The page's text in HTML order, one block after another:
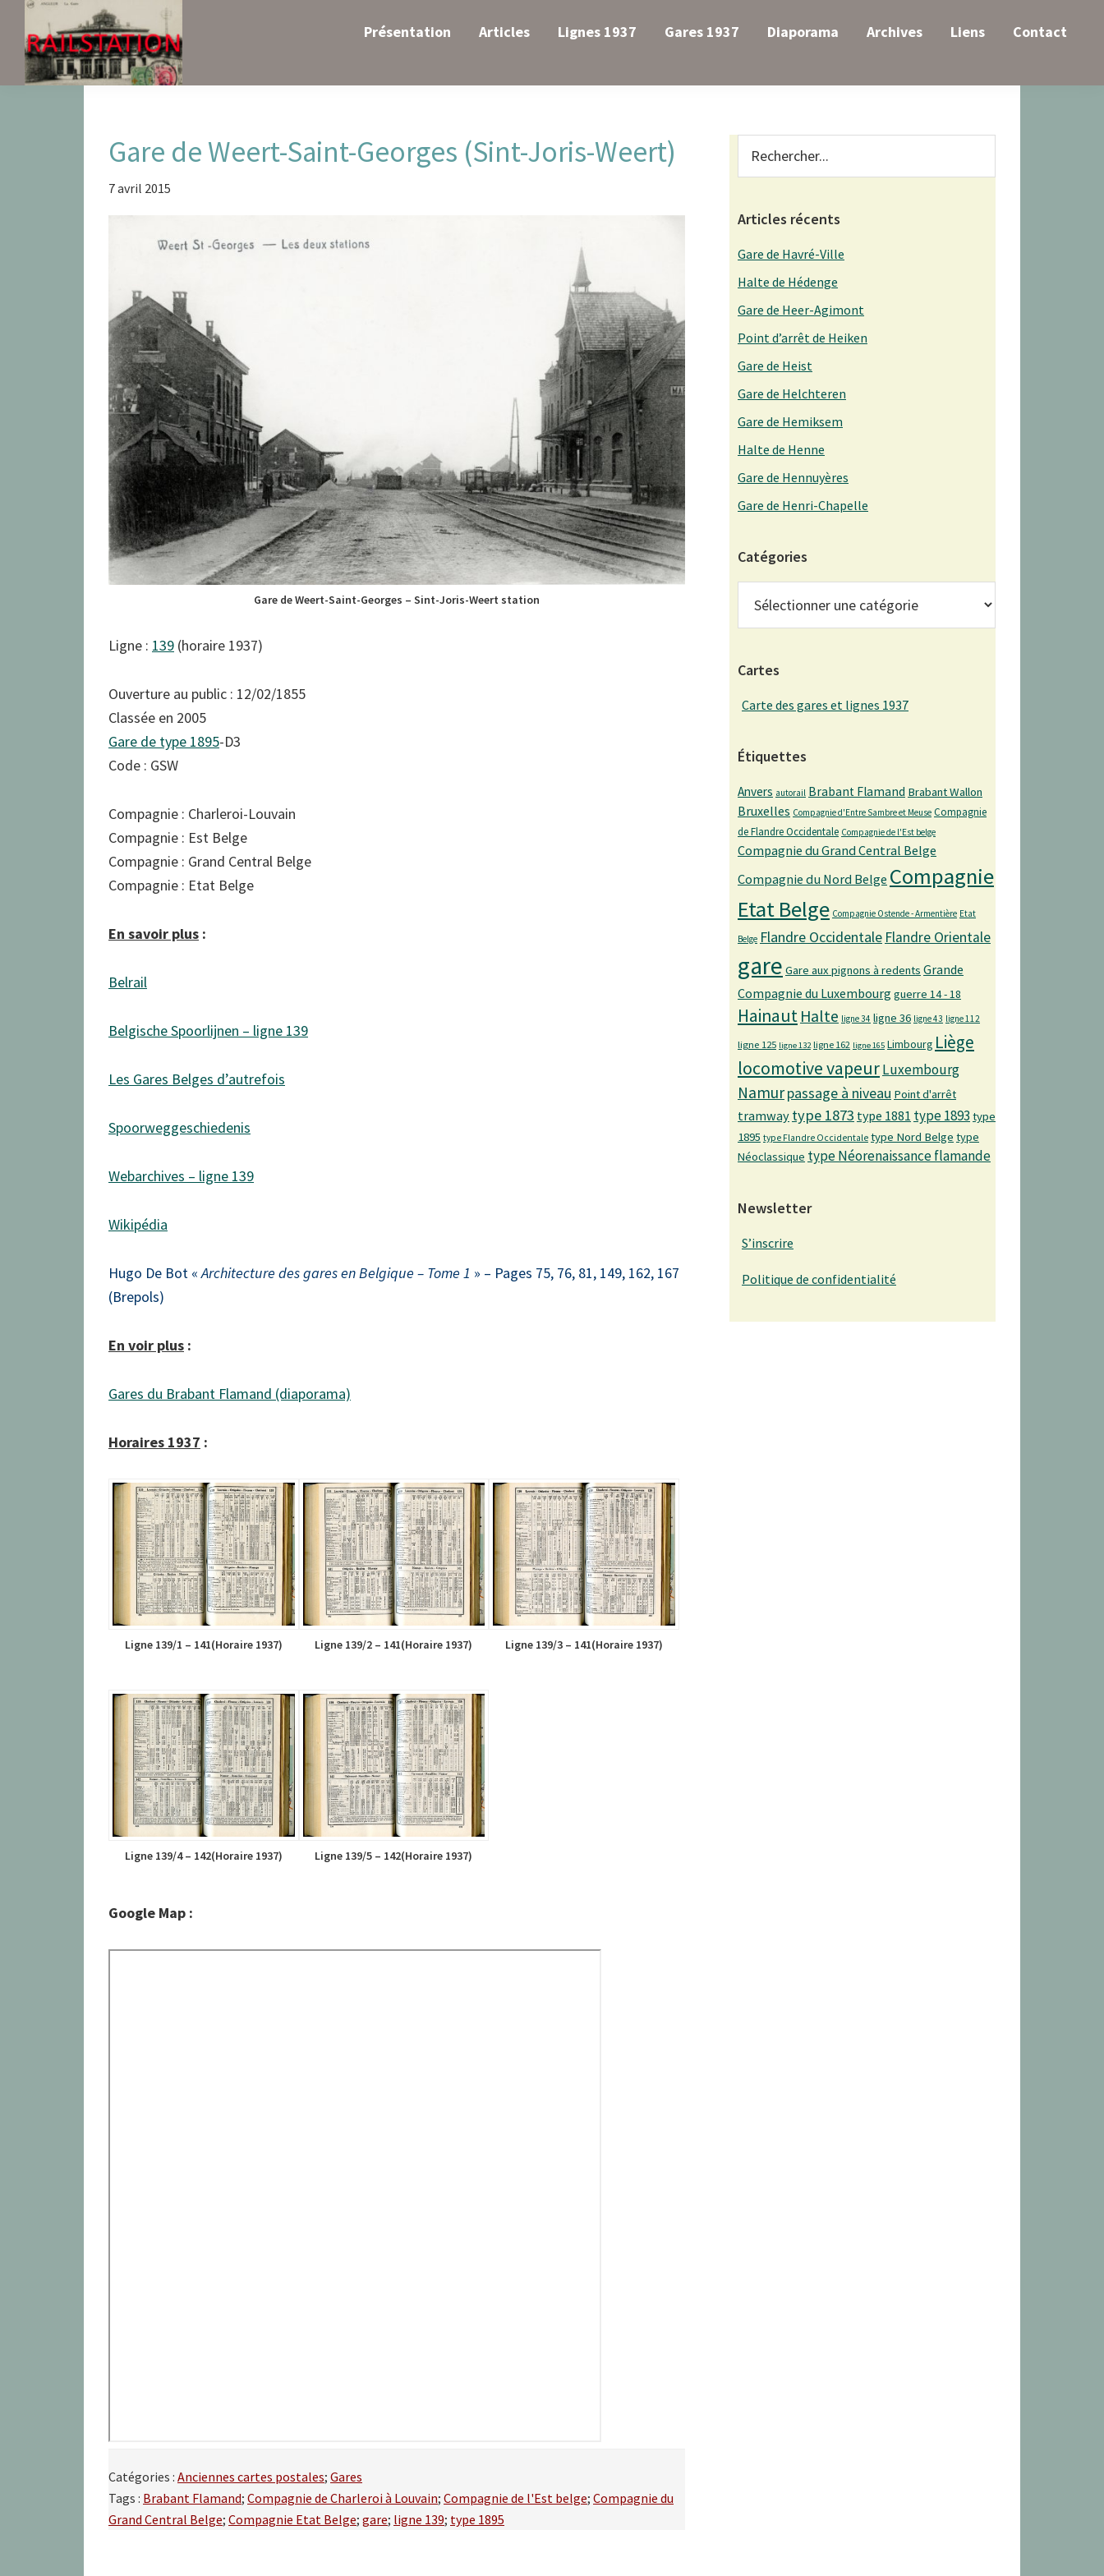
primary
navigation
main
content
primary
sidebar
Présentation Articles Lignes 1937 Gares 1937 Diaporama Archives Liens Contact
Gare de Weert-Saint-Georges (Sint-Joris-Weert)
7 avril 2015
Gare de Weert-Saint-Georges – Sint-Joris-Weert station
Ligne : 139 (horaire 1937)
Ouverture au public : 12/02/1855
Classée en 2005
Gare de type 1895-D3
Code : GSW
Compagnie : Charleroi-Louvain
Compagnie : Est Belge
Compagnie : Grand Central Belge
Compagnie : Etat Belge
En savoir plus :
Belrail
Belgische Spoorlijnen – ligne 139
Les Gares Belges d’autrefois
Spoorweggeschiedenis
Webarchives – ligne 139
Wikipédia
Hugo De Bot «Architecture des gares en Belgique – Tome 1 » – Pages 75, 76, 81, 149, 162, 167
(Brepols)
En voir plus :
Gares du Brabant Flamand (diaporama)
Horaires 1937 :
Ligne 139/1 – 141(Horaire 1937) Ligne 139/2 – 141(Horaire 1937) Ligne 139/3 – 141(Horaire 1937)
Ligne 139/4 – 142(Horaire 1937) Ligne 139/5 – 142(Horaire 1937)
Google Map :
Catégories : Anciennes cartes postales; Gares
Tags : Brabant Flamand; Compagnie de Charleroi à Louvain; Compagnie de l'Est belge; Compagnie du
Grand Central Belge; Compagnie Etat Belge; gare; ligne 139; type 1895
Primary
Sidebar
Articles récents
Gare de Havré-Ville
Halte de Hédenge
Gare de Heer-Agimont
Point d’arrêt de Heiken
Gare de Heist
Gare de Helchteren
Gare de Hemiksem
Halte de Henne
Gare de Hennuyères
Gare de Henri-Chapelle
Catégories
Cartes
Carte des gares et lignes 1937
Étiquettes
Anvers autorail Brabant Flamand Brabant Wallon
Bruxelles Compagnie d'Entre Sambre et Meuse Compagnie
de Flandre Occidentale Compagnie de l'Est belge
Compagnie du Grand Central Belge
Compagnie du Nord Belge Compagnie
Etat Belge Compagnie Ostende - Armentière Etat
Belge Flandre Occidentale Flandre Orientale
gare Gare aux pignons à redents Grande
Compagnie du Luxembourg guerre 14 - 18
Hainaut Halte ligne 34 ligne 36 ligne 43 ligne 112
ligne 125 ligne 132 ligne 162 ligne 165 Limbourg Liège
locomotive vapeurLuxembourg
Namurpassage à niveau Point d'arrêt
tramway type 1873 type 1881 type 1893 type
1895 type Flandre Occidentale type Nord Belge type
Néoclassique type Néorenaissance flamande
Newsletter
S’inscrire
Politique de confidentialité